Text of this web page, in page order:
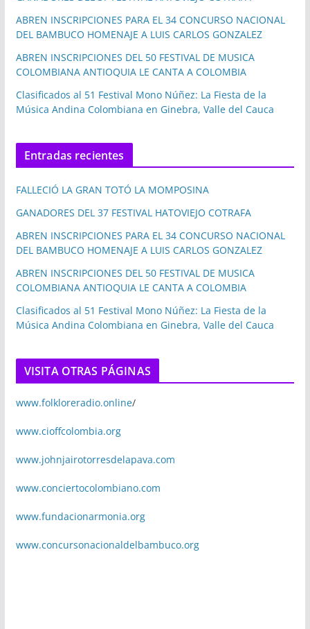
ABREN INSCRIPCIONES PARA EL 34 CONCURSO NACIONAL
DEL BAMBUCO HOMENAJE A LUIS CARLOS GONZALEZ
ABREN INSCRIPCIONES DEL 50 FESTIVAL DE MUSICA
COLOMBIANA ANTIOQUIA LE CANTA A COLOMBIA
Clasificados al 51 Festival Mono Núñez: La Fiesta de la
Música Andina Colombiana en Ginebra, Valle del Cauca
Entradas recientes
FALLECIÓ LA GRAN TOTÓ LA MOMPOSINA
GANADORES DEL 37 FESTIVAL HATOVIEJO COTRAFA
ABREN INSCRIPCIONES PARA EL 34 CONCURSO NACIONAL
DEL BAMBUCO HOMENAJE A LUIS CARLOS GONZALEZ
ABREN INSCRIPCIONES DEL 50 FESTIVAL DE MUSICA
COLOMBIANA ANTIOQUIA LE CANTA A COLOMBIA
Clasificados al 51 Festival Mono Núñez: La Fiesta de la
Música Andina Colombiana en Ginebra, Valle del Cauca
VISITA OTRAS PÁGINAS
www.folkloreradio.online/
www.cioffcolombia.org
www.johnjairotorresdelapava.com
www.conciertocolombiano.com
www.fundacionarmonia.org
www.concursonacionaldelbambuco.org